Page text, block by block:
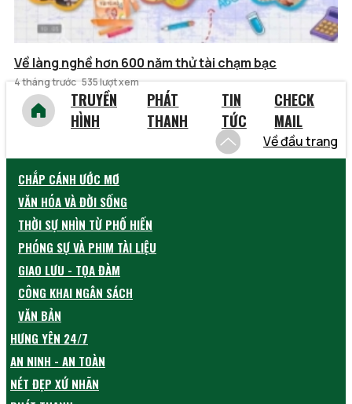
Về làng nghề hơn 600 năm thử tài chạm bạc
4 tháng trước 535 lượt xem
TRUYỀN
HÌNH
PHÁT
THANH
TIN
TỨC
CHECK
MAIL
Về đầu trang
CHẮP CÁNH ƯỚC MƠ
VĂN HÓA VÀ ĐỜI SỐNG
THỜI SỰ NHÌN TỪ PHỐ HIẾN
PHÓNG SỰ VÀ PHIM TÀI LIỆU
GIAO LƯU - TỌA ĐÀM
CÔNG KHAI NGÂN SÁCH
VĂN BẢN
HƯNG YÊN 24/7
AN NINH - AN TOÀN
NÉT ĐẸP XỨ NHÃN